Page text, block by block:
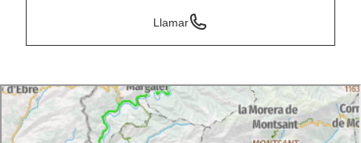
Llamar